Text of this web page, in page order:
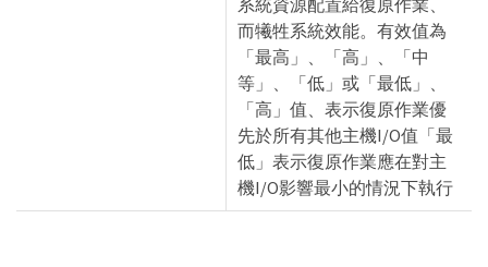
系統資源配置給復原作業、
而犧牲系統效能。有效值為
「最高」、「高」、「中
等」、「低」或「最低」、
「高」值、表示復原作業優
先於所有其他主機I/O值「最
低」表示復原作業應在對主
機I/O影響最小的情況下執行